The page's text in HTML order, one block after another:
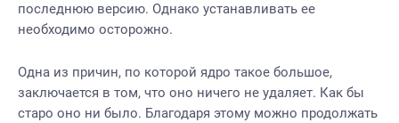
последнюю версию. Однако устанавливать ее
необходимо осторожно.
Одна из причин, по которой ядро такое большое,
заключается в том, что оно ничего не удаляет. Как бы
старо оно ни было. Благодаря этому можно продолжать